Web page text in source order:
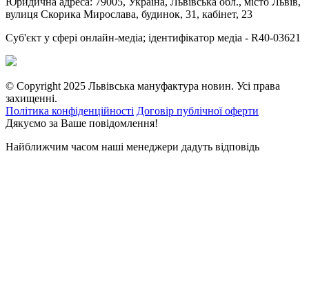
вулиця Скорика Мирослава, будинок, 31, кабінет, 23
Cуб'єкт у сфері онлайн-медіа; ідентифікатор медіа - R40-03621
© Copyright 2025 Львівська мануфактура новин. Усі права
захищенні.
Політика конфіденційності Договір публічної оферти
Дякуємо за Ваше повідомлення!
Найближчим часом наші менеджери дадуть відповідь